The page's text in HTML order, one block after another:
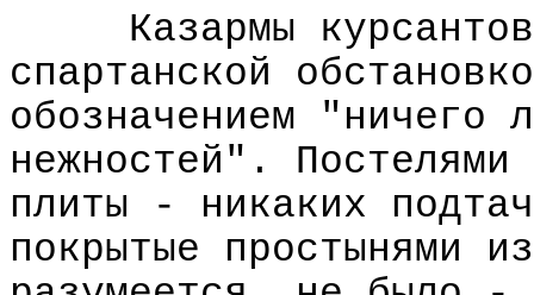
Казармы
спартанской
обозначением "ничего
нежностей". Постелями
плиты - никаких
покрытые простынями